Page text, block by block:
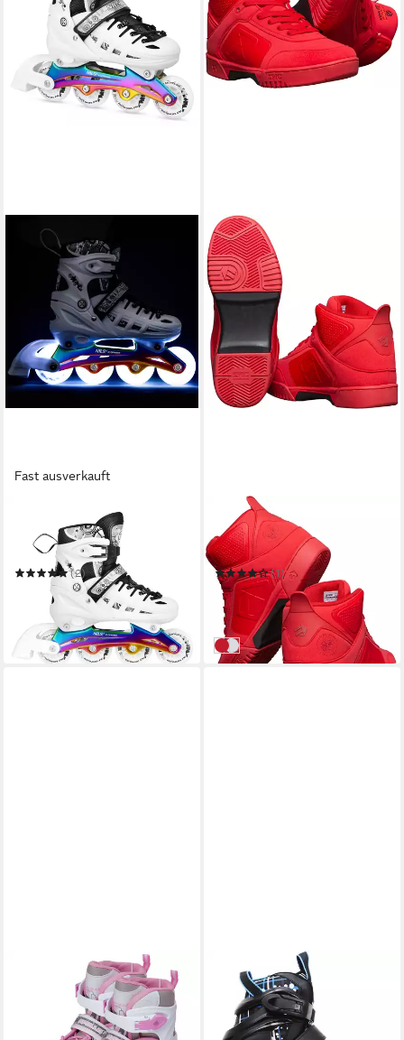
Fast ausverkauft
Inlineskates Kinderinliner
Rollschuhe Schlittschuhe
(2)
ab 64,95 € UVP89,95 €
in 2-3 Werktagen bei dir
EPIC GRINDSHOES
Gleitschuh Red Lava/Clean
White
(1)
ab 108,28 € UVP 119,99 €
-10%
in 6-8 Werktagen bei dir
rotweiß